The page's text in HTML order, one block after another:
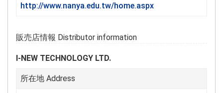
http://www.nanya.edu.tw/home.aspx
販売店情報 Distributor information
I-NEW TECHNOLOGY LTD.
所在地 Address